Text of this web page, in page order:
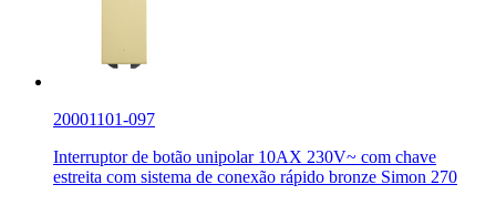
20001101-097
Interruptor de botão unipolar 10AX 230V~ com chave
estreita com sistema de conexão rápido bronze Simon 270